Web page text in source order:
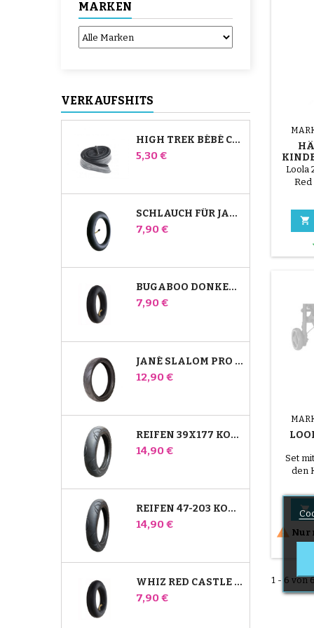
MARKEN
VERKAUFSHITS
HIGH TREK BÉBÉ CONFORT SCHLAUCH
Preis
5,30 €
SCHLAUCH FÜR JANÉ SLALOM PRO UND POWERTWIN KINDERWAGEN
Preis
7,90 €
BUGABOO DONKEY KINDERWAGEN FRONT INNENROHR
Preis
7,90 €
JANÉ SLALOM PRO UND POWERTWIN KINDERWAGENREIFEN
Preis
12,90 €
REIFEN 39X177 KOMPATIBEL MIT BUGABOO DONKEY KINDERWAGEN - FÜR VORDERRAD
Preis
14,90 €
REIFEN 47-203 KOMPATIBEL MIT BUGABOO DONKEY KINDERWAGEN - FÜR HINTERRAD
Preis
14,90 €
WHIZ RED CASTLE HINTERES INNENROHR
Preis
7,90 €
Loola
Red

Set
den

 Nur
1 - 6 von